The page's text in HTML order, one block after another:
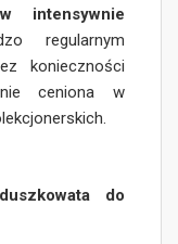
intensywnie
regularnym
konieczności
ceniona w
do